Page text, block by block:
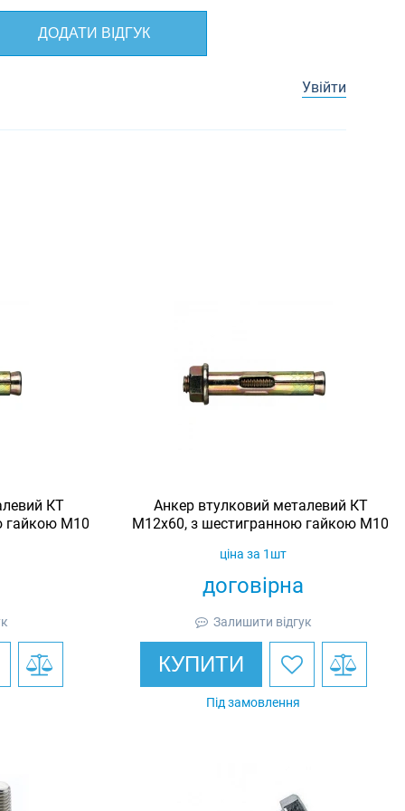
ДОДАТИ ВІДГУК
Увійти
КТ
гайкою М10
Анкер втулковий металевий КТ
М12х60, з шестигранною гайкою М10
договірна
ціна за 1шт
Залишити відгук
КУПИТИ
Під замовлення